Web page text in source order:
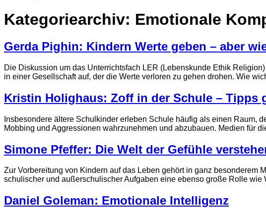
Kategoriearchiv: Emotionale
Gerda Pighin: Kindern Werte geben – aber
Die Diskussion um das Unterrichtsfach LER (Lebenskunde Ethik
in einer Gesellschaft auf, der die Werte verloren zu gehen drohen. Wie
Kristin Holighaus: Zoff in der Schule – Tipps
Insbesondere ältere Schulkinder erleben Schule häufig als einen Raum,
Mobbing und Aggressionen wahrzunehmen und abzubauen. Medien für
Simone Pfeffer: Die Welt der Gefühle
Zur Vorbereitung von Kindern auf das Leben gehört in ganz
schulischer und außerschulischer Aufgaben eine ebenso große Rolle wie
Daniel Goleman: Emotionale Intelligenz